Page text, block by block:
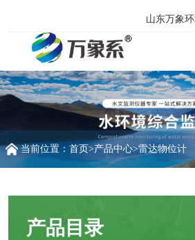
山东万象
当前位置： 首页>产品中心>雷达物位计
产品目录